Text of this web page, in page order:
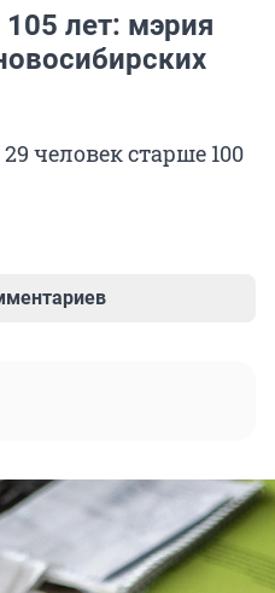
лет: мэрия
человек старше 100